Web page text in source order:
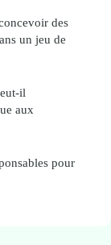
des
un jeu de
il
aux
pour